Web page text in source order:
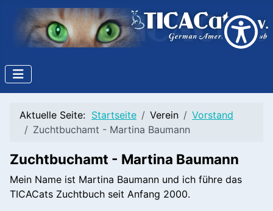
Welcome
One
Accessibility
screen
reader.
the
All
One
Aktuelle Seite: Startseite Verein
Vorstand
Zuchtbuchamt - Martina Baumann
Zuchtbuchamt - Martina Baumann
Mein Name ist Martina Baumann und ich führe das
TICACats Zuchtbuch seit Anfang 2000.